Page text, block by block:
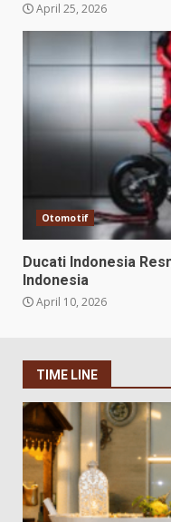
April 25, 2026
Otomotif
Ducati Indonesia
Indonesia
April 10, 2026
TIME LINE